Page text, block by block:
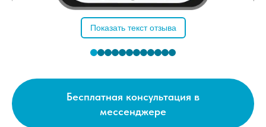
Показать текст отзыва
Бесплатная консультация в
мессенджере